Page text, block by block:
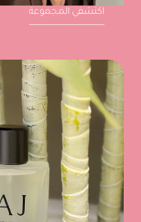
اكتشفي المجموعة